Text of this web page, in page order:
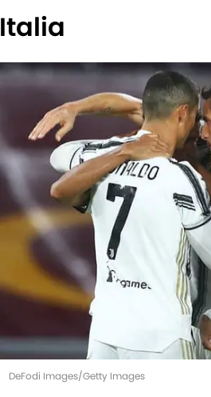
Italia
DeFodi Images/Getty Images